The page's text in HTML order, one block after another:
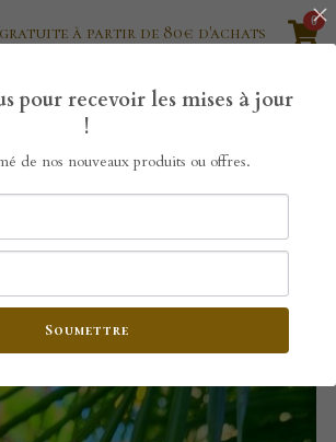
à partir de 80€ d'achats
0
×
DE LA BOUTIQUE
pour recevoir les mises à jour
!
de nos nouveaux produits ou offres.
Soumettre